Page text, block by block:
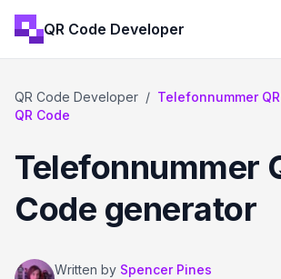
QR Code Developer
QR Code Developer / Telefonnummer
QR Code
Telefonnummer
Code generator
Written by Spencer Pines